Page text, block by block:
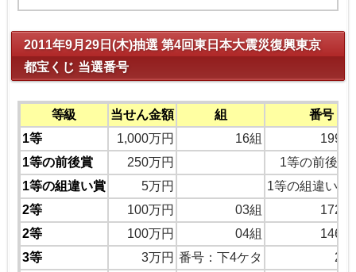
2011年9月29日(木)抽選 第4回東日本大震災復興東京
都宝くじ 当選番号
等級 当せん金額 組
番号
1等
1,000万円 16組
1等の前後賞
250万円
1等の前後の
1等の組違い賞
5万円
1等の組違い同
2等
100万円 03組
2等
100万円 04組
3等
3万円 番号：下4ケタ